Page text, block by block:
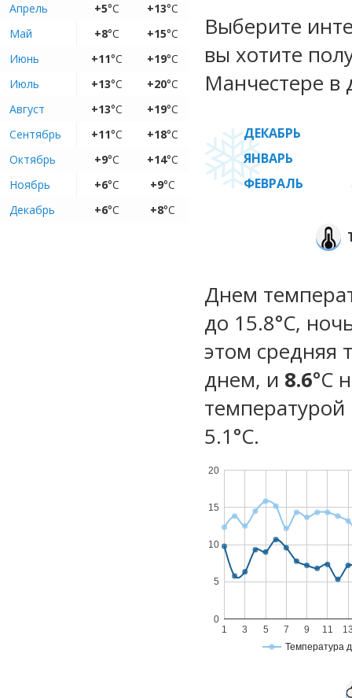
Апрель
+5°C +13°C
Май
+8°C +15°C
Июнь
+11°C +19°C
Июль
+13°C +20°C
Август
+13°C +19°C
Сентябрь
+11°C +18°C
Октябрь
+9°C +14°C
Ноябрь
+6°C +9°C
Декабрь
+6°C +8°C
Выберите
вы хотите
Манчестере в
ДЕКАБРЬ
ЯНВАРЬ
ФЕВРАЛЬ
Днем
до 15.8°C,
этом средняя
днем, и 8.6°C
температурой
5.1°С.
Температура
1 3 5 7 9 11
0
5
10
15
20